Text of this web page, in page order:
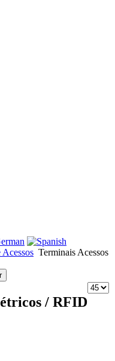
Terminais Acessos
/ RFID